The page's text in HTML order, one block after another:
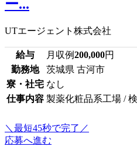
ー...
UTエージェント株式会社
給与 月収例200,000円
勤務地
茨城県 古河市
寮・社宅 なし
仕事内容 製薬化粧品系工場 /
＼最短45秒で完了／
応募へ進む